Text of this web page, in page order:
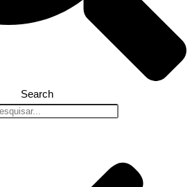
Search